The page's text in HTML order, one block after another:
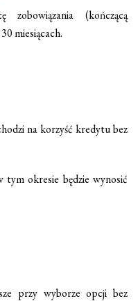
zobowiązania (kończącą
miesiącach.
na korzyść kredytu bez
tym okresie będzie wynosić
przy wyborze opcji bez